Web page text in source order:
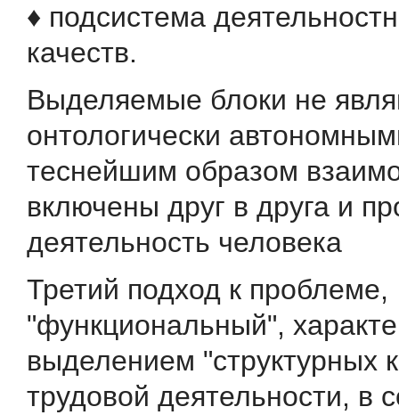
♦ подсистема
качеств.
Выделяемые блоки не
онтологически
теснейшим образом
включены друг в друга и
деятельность человека
Третий подход к проблеме,
"функциональный",
выделением "структурных
трудовой деятельности, в